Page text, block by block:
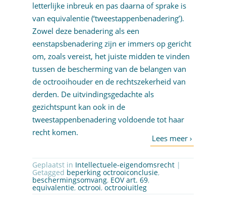
letterlijke inbreuk en pas daarna of sprake is
van equivalentie (‘tweestappenbenadering’).
Zowel deze benadering als een
eenstapsbenadering zijn er immers op gericht
om, zoals vereist, het juiste midden te vinden
tussen de bescherming van de belangen van
de octrooihouder en de rechtszekerheid van
derden. De uitvindingsgedachte als
gezichtspunt kan ook in de
tweestappenbenadering voldoende tot haar
recht komen.
Geplaatst in Intellectuele-eigendomsrecht|
Getagged beperking octrooiconclusie,
beschermingsomvang, EOV art. 69,
equivalentie, octrooi, octrooiuitleg